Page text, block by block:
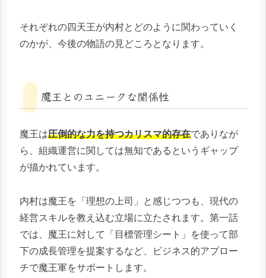
それぞれの四天王が内村とどのように関わっていく
のかが、今後の物語の見どころとなります。
魔王とのユニークな関係性
魔王は圧倒的な力を持つカリスマ的存在でありなが
ら、組織運営に関しては無知であるというギャップ
が描かれています。
内村は魔王を「理想の上司」と感じつつも、現代の
経営スキルを教え込む立場に立たされます。第一話
では、魔王に対して「目標管理シート」を使って部
下の成長管理を提案するなど、ビジネス的アプロー
チで魔王軍をサポートします。